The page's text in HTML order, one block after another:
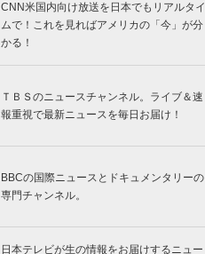
CNN米国内向け放送を日本でもリアルタイ
ムで！これを見ればアメリカの「今」が分
かる！
ＴＢＳのニュースチャンネル。ライブ＆速
報重視で最新ニュースを毎日お届け！
BBCの国際ニュースとドキュメンタリーの
専門チャンネル。
日本テレビが生の情報をお届けするニュー